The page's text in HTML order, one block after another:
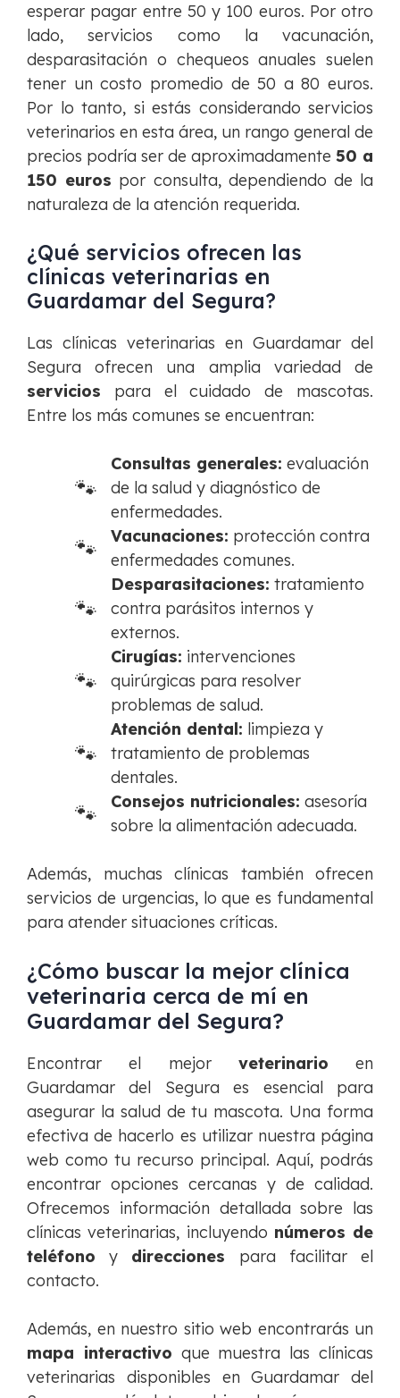
esperar pagar entre 50 y 100 euros. Por otro
lado, servicios como la vacunación,
desparasitación o chequeos anuales suelen
tener un costo promedio de 50 a 80 euros.
Por lo tanto, si estás considerando servicios
veterinarios en esta área, un rango general de
precios podría ser de aproximadamente 50 a
150 euros por consulta, dependiendo de la
naturaleza de la atención requerida.
¿Qué servicios ofrecen las
clínicas veterinarias en
Guardamar del Segura?
Las clínicas veterinarias en Guardamar del
Segura ofrecen una amplia variedad de
servicios para el cuidado de mascotas.
Entre los más comunes se encuentran:
Consultas generales: evaluación
de la salud y diagnóstico de
enfermedades.
Vacunaciones: protección contra
enfermedades comunes.
Desparasitaciones: tratamiento
contra parásitos internos y
externos.
Cirugías: intervenciones
quirúrgicas para resolver
problemas de salud.
Atención dental: limpieza y
tratamiento de problemas
dentales.
Consejos nutricionales: asesoría
sobre la alimentación adecuada.
Además, muchas clínicas también ofrecen
servicios de urgencias, lo que es fundamental
para atender situaciones críticas.
¿Cómo buscar la mejor clínica
veterinaria cerca de mí en
Guardamar del Segura?
Encontrar el mejor veterinario en
Guardamar del Segura es esencial para
asegurar la salud de tu mascota. Una forma
efectiva de hacerlo es utilizar nuestra página
web como tu recurso principal. Aquí, podrás
encontrar opciones cercanas y de calidad.
Ofrecemos información detallada sobre las
clínicas veterinarias, incluyendo números de
teléfono y direcciones para facilitar el
contacto.
Además, en nuestro sitio web encontrarás un
mapa interactivo que muestra las clínicas
veterinarias disponibles en Guardamar del